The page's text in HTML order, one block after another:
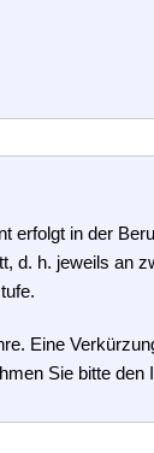
erfolgt in der
d. h. jeweils an
Eine
Sie bitte